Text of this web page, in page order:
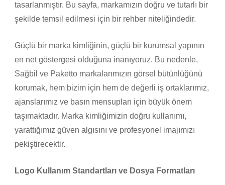
tasarlanmıştır. Bu sayfa, markamızın doğru ve tutarlı bir
şekilde temsil edilmesi için bir rehber niteliğindedir.
Güçlü bir marka kimliğinin, güçlü bir kurumsal yapının
en net göstergesi olduğuna inanıyoruz. Bu nedenle,
Sağbil ve Paketto markalarımızın görsel bütünlüğünü
korumak, hem bizim için hem de değerli iş ortaklarımız,
ajanslarımız ve basın mensupları için büyük önem
taşımaktadır. Marka kimliğimizin doğru kullanımı,
yarattığımız güven algısını ve profesyonel imajımızı
pekiştirecektir.
Logo Kullanım Standartları ve Dosya Formatları